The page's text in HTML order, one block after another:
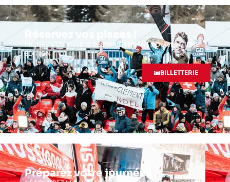
Réservez vos places !
PRENEZ VOS BILLETS DÈS MAINTENANT POUR LA 71ÈME
ÉDITION
BILLETTERIE
Préparez votre journée !